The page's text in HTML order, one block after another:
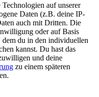
auf unserer
Daten (z.B. deine IP-
auch mit Dritten. Die
oder auf Basis
dem du in den individuellen
kannst. Du hast das
und deine
zu einem späteren